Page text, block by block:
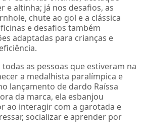
e altinha; já nos desafios, as
chute ao gol e a clássica
e desafios também
adaptadas para crianças e
as pessoas que estiveram na
a medalhista paralímpica e
lançamento de dardo Raíssa
da marca, ela esbanjou
ao interagir com a garotada e
socializar e aprender por